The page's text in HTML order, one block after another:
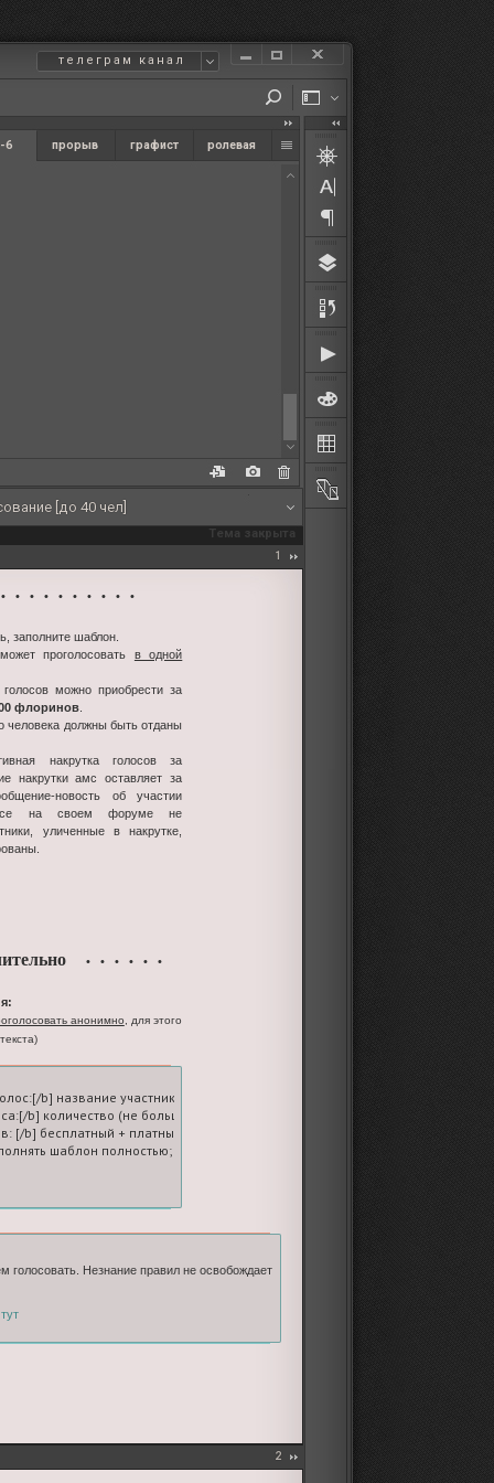
телеграм канал
6 прорыв графист ролевая
[до 40 чел]
Тема закрыта
1
• • • • • • • • •
заполните шаблон.
проголосовать в одной
можно приобрести за
флоринов.
человека должны быть отданы
накрутка голосов за
накрутки амс оставляет за
новость об участии
на своем форуме не
уличенные в накрутке,
• • • • • •
анонимно, для этого
b] название участника-ролевой
b] количество (не больше пяти; на вашем счете должно быть
[/b] бесплатный + платные
шаблон полностью; если платных голосов нет, ставьте 0
голосовать. Незнание правил не освобождает
тут
2